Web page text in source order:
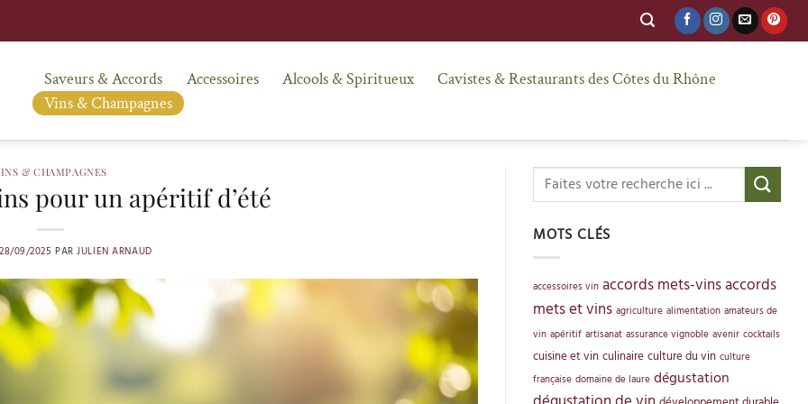
Saveurs & Accords Accessoires Alcools & Spiritueux
Cavistes & Restaurants des Côtes du Rhône
Vins & Champagnes
& CHAMPAGNES
pour un apéritif d’été
28/09/2025 PARJULIEN ARNAUD
MOTS CLÉS
accessoires vin accords mets-vinsaccords
mets et vins agriculture alimentation amateurs de
vin apéritif artisanat assurance vignoble avenir cocktails
cuisine et vin culinaire culture du vin culture
française domaine de laure dégustation